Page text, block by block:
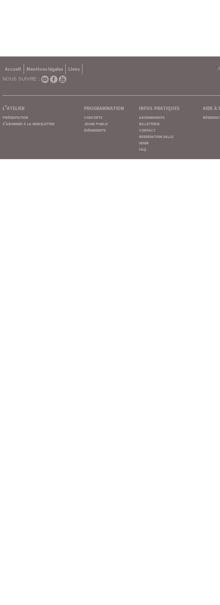
Accueil Mentions légales
Liens
NOUS SUIVRE :
l'atelier
présentation
s'abonner à la newsletter
programmation
concerts
jeune public
événements
infos pratiques
abonnements
billetterie
contact
reservation salle
venir
faq
aide